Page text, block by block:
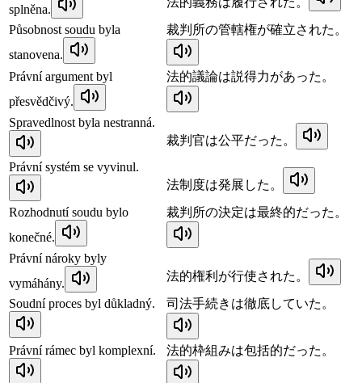
splněna.
Působnost soudu byla
stanovena.
裁判所の管轄権が確立された。
Právní argument byl
přesvědčivý.
法的議論は説得力があった。
Spravedlnost byla nestranná.
裁判官は公平だった。
Právní systém se vyvinul.
法制度は発展した。
Rozhodnutí soudu bylo
konečné.
裁判所の決定は最終的だった。
Právní nároky byly
vymáhány.
法的権利が行使された。
Soudní proces byl důkladný.
司法手続きは徹底していた。
Právní rámec byl komplexní. 法的枠組みは包括的だった。